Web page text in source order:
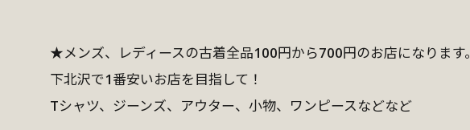
★メンズ、レディースの古着全品100円から700円のお店になります。
下北沢で1番安いお店を目指して！
Tシャツ、ジーンズ、アウター、小物、ワンピースなどなど